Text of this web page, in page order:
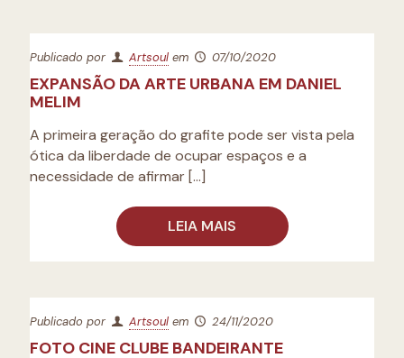
Publicado por Artsoul em 07/10/2020
EXPANSÃO DA ARTE URBANA EM DANIEL
MELIM
A primeira geração do grafite pode ser vista pela
ótica da liberdade de ocupar espaços e a
necessidade de afirmar […]
LEIA MAIS
Publicado por Artsoul em 24/11/2020
FOTO CINE CLUBE BANDEIRANTE